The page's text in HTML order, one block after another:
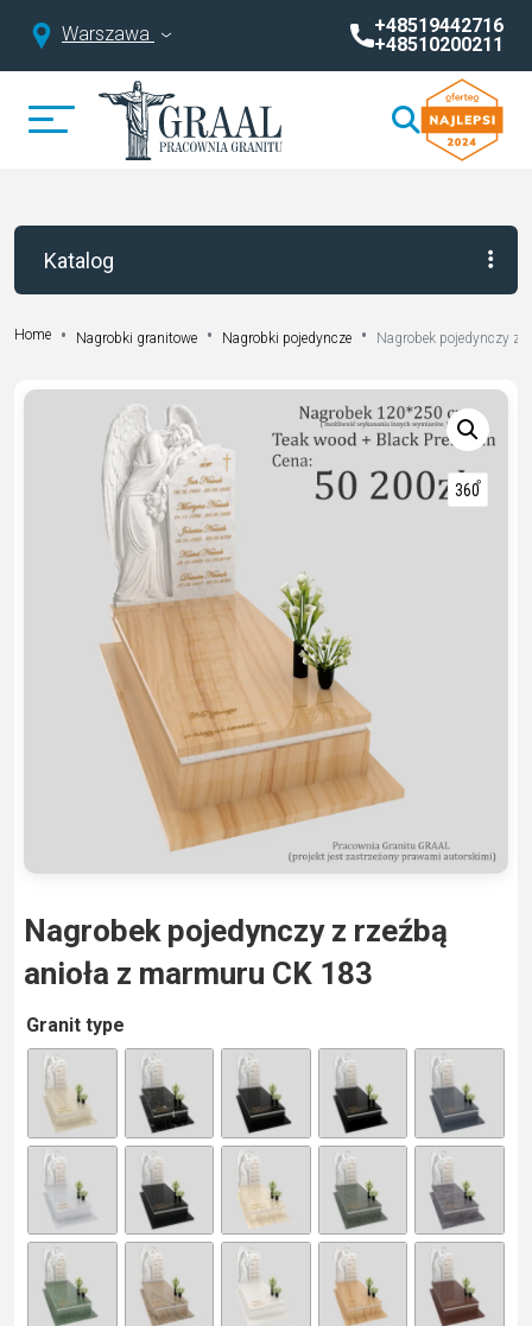
Warszawa
+48519442716
+48510200211
Katalog
Home Nagrobki granitowe Nagrobki pojedyncze Nagrobek pojedynczy z
Nagrobek pojedynczy z rzeźbą
anioła z marmuru CK 183
Granit type
A
lt
n
e